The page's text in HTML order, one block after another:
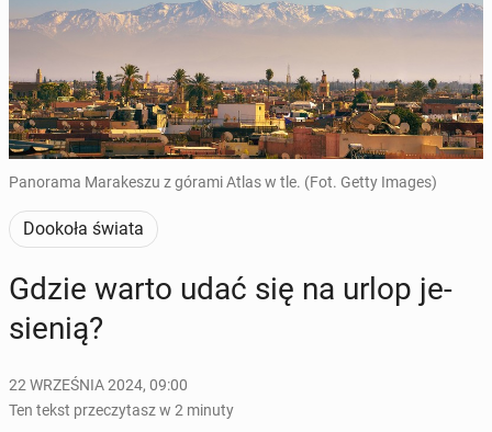
Panorama Marakeszu z górami Atlas w tle. (Fot. Getty Images)
Dookoła świata
Gdzie warto udać się na urlop je­
sie­nią?
22 WRZEŚNIA 2024, 09:00
Ten tekst przeczytasz w 2 minuty